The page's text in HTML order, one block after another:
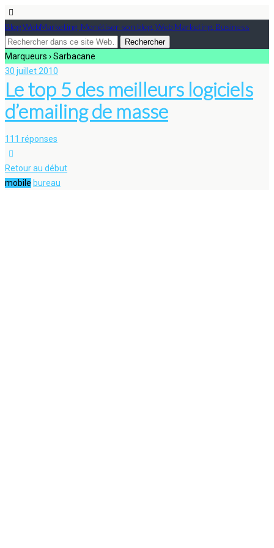
Blog WebMarketing, Monétiser son blog, Web Marketing, Business
Marqueurs › Sarbacane
30 juillet 2010
Le top 5 des meilleurs logiciels
d’emailing de masse
111 réponses
Retour au début
mobile bureau